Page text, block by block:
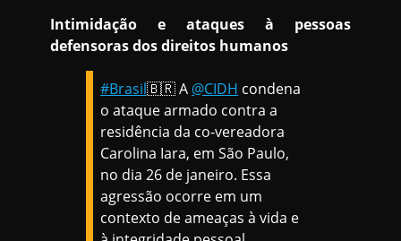
Intimidação e ataques à pessoas
defensoras dos direitos humanos
#Brasil🇧🇷 A @CIDH condena
o ataque armado contra a
residência da co-vereadora
Carolina Iara, em São Paulo,
no dia 26 de janeiro. Essa
agressão ocorre em um
contexto de ameaças à vida e